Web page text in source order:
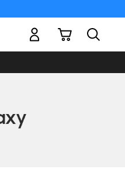
Mi carrito